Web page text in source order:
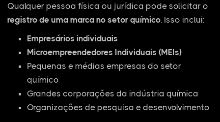
Qualquer pessoa física ou jurídica pode solicitar o
registro de uma marca no setor químico. Isso inclui:
Empresários individuais
Microempreendedores Individuais (MEIs)
Pequenas e médias empresas do setor
químico
Grandes corporações da indústria química
Organizações de pesquisa e desenvolvimento